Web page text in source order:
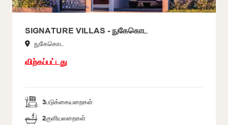
SIGNATURE VILLAS - நுகேகொட
நுகேகொட
விற்கப்பட்டது
3படுக்கையறைகள்
2குளியலறைகள்